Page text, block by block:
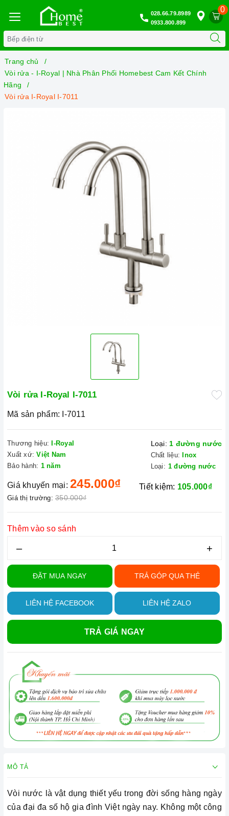
0
028.66.79.8989
0933.800.899
Trang chủ
Vòi rửa - I-Royal | Nhà Phân Phối Homebest Cam Kết Chính
Hãng
Vòi rửa I-Royal I-7011
Vòi rửa I-Royal I-7011
Mã sản phẩm: I-7011
Thương hiệu:
I-Royal
Xuất xứ: Việt Nam
Bảo hành: 1 năm
Loại: 1 đường nước
Chất liệu:
Inox
Loại: 1 đường nước
Giá khuyến mại: 245.000₫
Giá thị trường: 350.000₫
Tiết kiệm: 105.000₫
Thêm vào so sánh
– +
ĐẶT MUA NGAY TRẢ GÓP QUA THẺ
LIÊN HỆ FACEBOOK LIÊN HỆ ZALO
TRẢ GIÁ NGAY
MÔ TẢ
Vòi nước là vật dụng thiết yếu trong đời sống hàng ngày
của đại đa số hộ gia đình Việt ngày nay. Không một công